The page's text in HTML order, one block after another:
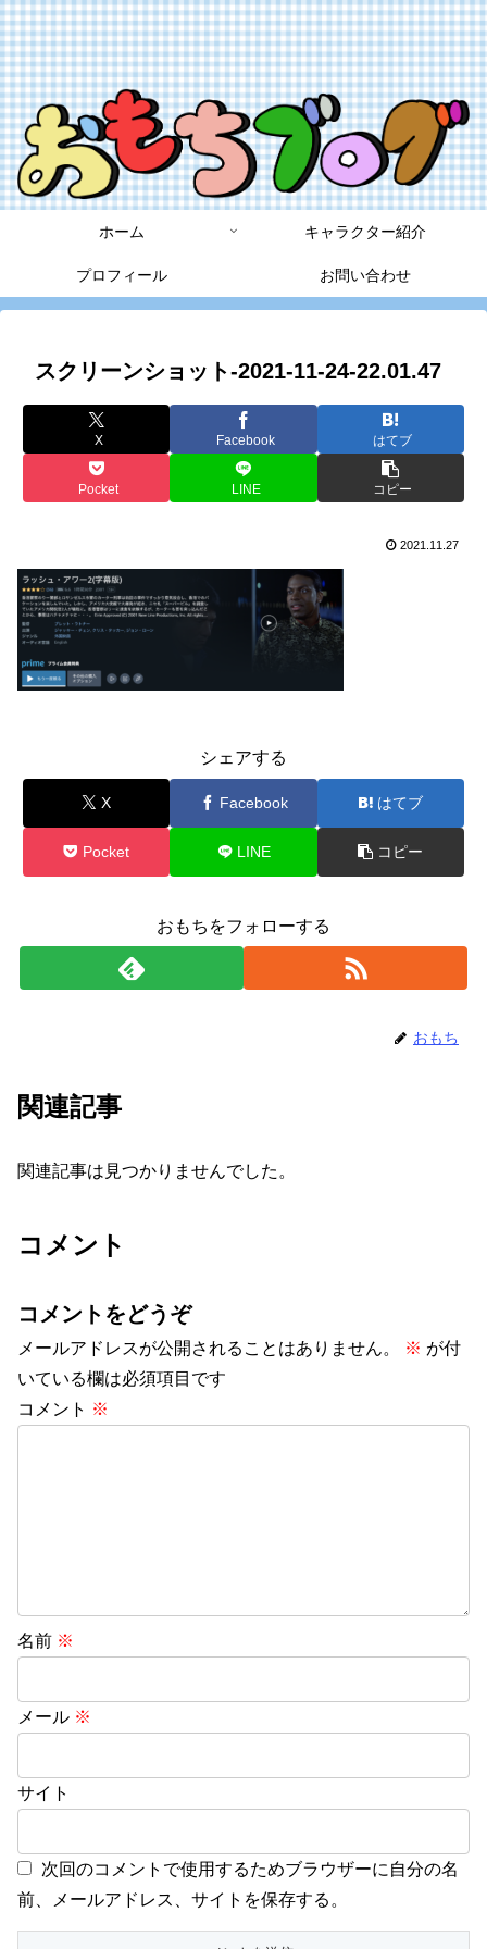
ホーム キャラクター紹介
プロフィール お問い合わせ
スクリーンショット-2021-11-24-22.01.47
X Facebook はてブ
Pocket LINE コピー
2021.11.27
シェアする
X Facebook はてブ
Pocket LINE コピー
おもちをフォローする
おもち
関連記事
関連記事は見つかりませんでした。
コメント
コメントをどうぞ
メールアドレスが公開されることはありません。 ※ が付
いている欄は必須項目です
コメント ※
名前 ※
メール ※
サイト
次回のコメントで使用するためブラウザーに自分の名
前、メールアドレス、サイトを保存する。